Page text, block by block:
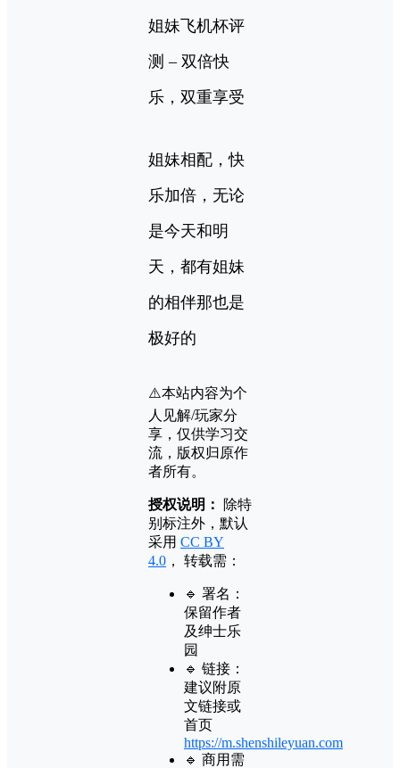
姐妹飞机杯评
测 – 双倍快
乐，双重享受
姐妹相配，快
乐加倍，无论
是今天和明
天，都有姐妹
的相伴那也是
极好的
⚠️本站内容为个
人见解/玩家分
享，仅供学习交
流，版权归原作
者所有。
授权说明：
除特
别标注外，默认
采用 CC BY
4.0 ， 转载需：
🔹 署名：
保留作者
及绅士乐
园
🔹 链接：
建议附原
文链接或
首页
https://m.shenshileyuan.com
🔹 商用需